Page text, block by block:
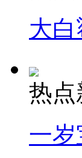
大
热点
一